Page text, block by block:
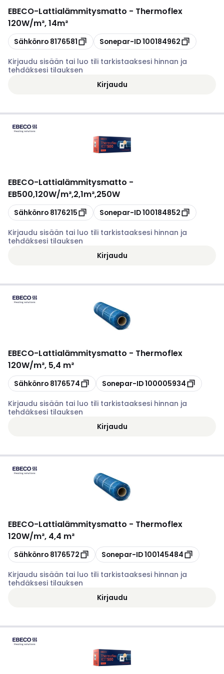
EBECO-Lattialämmitysmatto - Thermoflex
120W/m², 14m²
Kopioi
Sähkönro 8176581 Kopioi
Sonepar-ID100184962
Kirjaudu sisään tai luo tili tarkistaaksesi hinnan ja
tehdäksesi tilauksen
Kirjaudu
EBECO-Lattialämmitysmatto -
EB500,120W/m²,2,1m²,250W
Kopioi
Sähkönro 8176215 Kopioi
Sonepar-ID100184852
Kirjaudu sisään tai luo tili tarkistaaksesi hinnan ja
tehdäksesi tilauksen
Kirjaudu
EBECO-Lattialämmitysmatto - Thermoflex
120W/m², 5,4 m²
Kopioi
Sähkönro 8176574 Kopioi
Sonepar-ID100005934
Kirjaudu sisään tai luo tili tarkistaaksesi hinnan ja
tehdäksesi tilauksen
Kirjaudu
EBECO-Lattialämmitysmatto - Thermoflex
120W/m², 4,4 m²
Kopioi
Sähkönro 8176572 Kopioi
Sonepar-ID100145484
Kirjaudu sisään tai luo tili tarkistaaksesi hinnan ja
tehdäksesi tilauksen
Kirjaudu